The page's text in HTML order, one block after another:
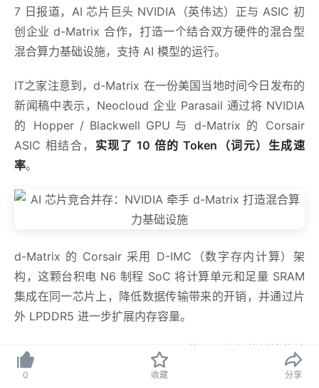
0 收藏 分享
7 日报道，AI 芯片巨头 NVIDIA（英伟达）正与 ASIC 初
创企业 d-Matrix 合作，打造一个结合双方硬件的混合型
混合算力基础设施，支持 AI 模型的运行。
IT之家注意到，d-Matrix 在一份美国当地时间今日发布的
新闻稿中表示，Neocloud 企业 Parasail 通过将 NVIDIA
的 Hopper / Blackwell GPU 与 d-Matrix 的 Corsair
ASIC 相结合， 实现了 10 倍的 Token（词元）生成速
率。
d-Matrix 的 Corsair 采用 D-IMC（数字存内计算）架
构，这颗台积电 N6 制程 SoC 将计算单元和足量 SRAM
集成在同一芯片上，降低数据传输带来的开销，并通过片
外 LPDDR5 进一步扩展内存容量。
Parasail 将
NVIDIA GPU 用于 AI 推理工作负载前端的计
算密集型预填充任务
；与此同时，拥有大容量 SRAM 的